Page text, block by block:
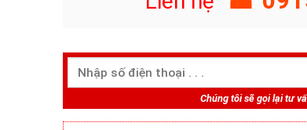
Chúng tôi sẽ gọi lại tư